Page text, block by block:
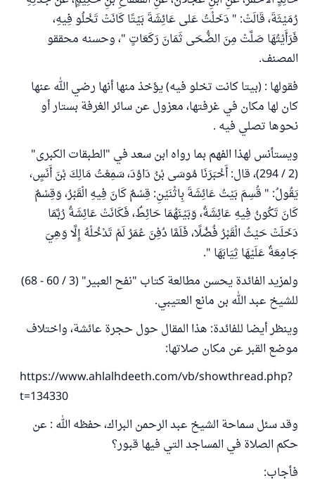
رُمَيْثَةَ، قَالَتْ: " دَخَلْتُ عَلى عَائِشَةَ بَيْتًا كَانَتْ تَخْلُو فِيهِ،
فَرَأَيْتُهَا صَلَّتْ مِنَ الضُّحَى ثَمَانَ رَكَعَاتٍ "، وحسنه محققو
المصنف.
فقولها : (بيتا كانت تخلو فيه) يؤخذ منها أنها رضي الله عنها
كان لها مكان في غرفتها، معزول عن سائر الغرفة بستار أو
نحوها تصلي فيه .
ويستأنس لهذا الفهم بما رواه ابن سعد في "الطبقات الكبرى"
(2 / 294)، قال: أَخْبَرَنَا مُوسَى بْنُ دَاوُدَ، سَمِعْتُ مَالِكَ بْنَ أَنَسٍ،
يَقُولُ: " قُسِمَ بَيْتُ عَائِشَةَ بِاثْنَيْنِ: قِسْمٌ كَانَ فِيهِ الْقَبْرُ، وَقِسْمٌ
كَانَ تَكُونُ فِيهِ عَائِشَةُ، وَبَيْنَهُمَا حَائِطٌ، فَكَانَتْ عَائِشَةُ رُبَّمَا
دَخَلَتْ حَيْثُ الْقَبْرُ فُضُلًا، فَلَمَّا دُفِنَ عُمَرُ لَمْ تَدْخُلْهُ إِلَّا وَهِيَ
جَامِعَةٌ عَلَيْهَا ثِيَابَهَا ".
ولمزيد الفائدة يحسن مطالعة كتاب "نفح العبير" (3 / 60 - 68)
للشيخ عبد الله بن مانع العتيبي.
وينظر أيضا للفائدة: هذا المقال حول حجرة عائشة، واختلاف
موضع القبر عن مكان صلاتها:
https://www.ahlalhdeeth.com/vb/showthread.php?
t=134330
وقد سئل سماحة الشيخ عبد الرحمن البراك، حفظه الله : عن
حكم الصلاة في المساجد التي فيها قبور؟
فأجاب: